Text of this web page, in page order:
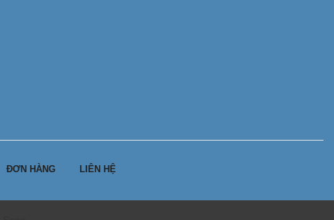
ĐƠN HÀNG LIÊN HỆ